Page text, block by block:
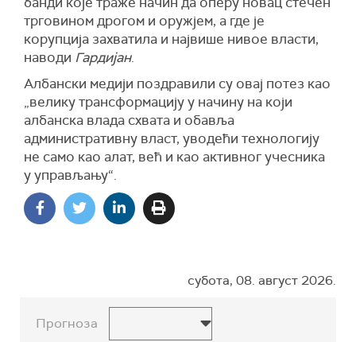
трговином дрогом и оружјем, а где је
корупција захватила и највише нивое власти,
наводи Гардијан.
Албански медији поздравили су овај потез као
„велику трансформацију у начину на који
албанска влада схвата и обавља
административну власт, уводећи технологију
не само као алат, већ и као активног учесника
у управљању“.
субота, 08. август 2026.
Прогноза